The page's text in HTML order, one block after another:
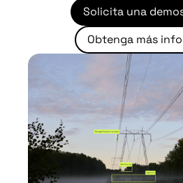
Solicita una
Obtenga más